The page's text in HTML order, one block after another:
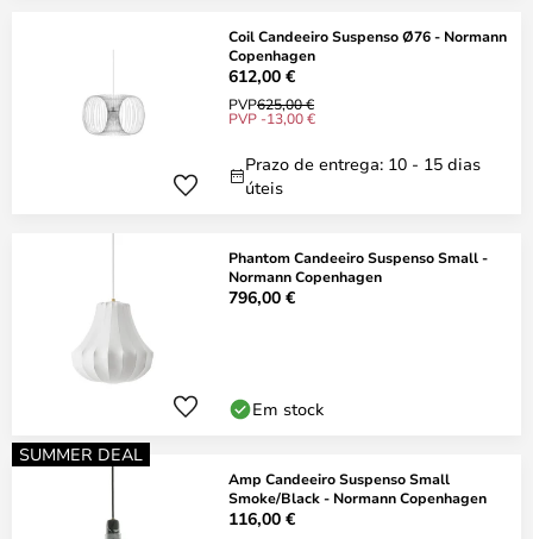
Coil Candeeiro Suspenso Ø76 - Normann
Copenhagen
612,00 €
PVP625,00 €
PVP -13,00 €
Prazo de entrega: 10 - 15 dias
úteis
Phantom Candeeiro Suspenso Small -
Normann Copenhagen
796,00 €
Em stock
SUMMER DEAL
Amp Candeeiro Suspenso Small
Smoke/Black - Normann Copenhagen
116,00 €